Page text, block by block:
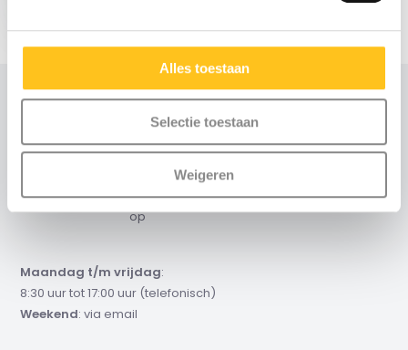
Alles toestaan
Selectie toestaan
Weigeren
Advies of scherpe
offerte nodig?
Neem contact met ons
op
Maandag t/m vrijdag:
8:30 uur tot 17:00 uur (telefonisch)
Weekend: via email